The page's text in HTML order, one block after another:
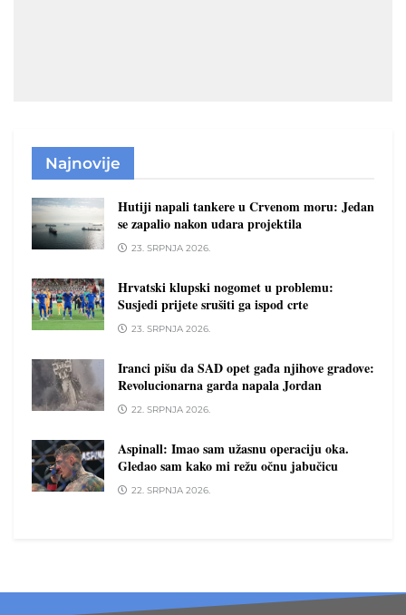
Najnovije
Hutiji napali tankere u Crvenom moru: Jedan
se zapalio nakon udara projektila
23. SRPNJA 2026.
Hrvatski klupski nogomet u problemu:
Susjedi prijete srušiti ga ispod crte
23. SRPNJA 2026.
Iranci pišu da SAD opet gađa njihove gradove:
Revolucionarna garda napala Jordan
22. SRPNJA 2026.
Aspinall: Imao sam užasnu operaciju oka.
Gledao sam kako mi režu očnu jabučicu
22. SRPNJA 2026.